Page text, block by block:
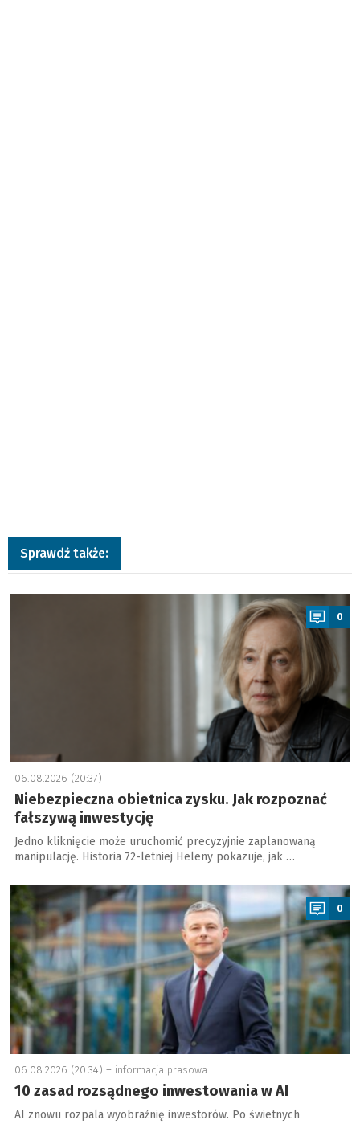
Sprawdź także:
a
0
06.08.2026 (20:37)
Niebezpieczna obietnica zysku. Jak rozpoznać
fałszywą inwestycję
Jedno kliknięcie może uruchomić precyzyjnie zaplanowaną
manipulację. Historia 72-letniej Heleny pokazuje, jak …
a
0
06.08.2026 (20:34) – informacja prasowa
10 zasad rozsądnego inwestowania w AI
AI znowu rozpala wyobraźnię inwestorów. Po świetnych